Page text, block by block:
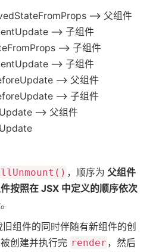
—> 父组件
—> 子组件
—> 子组件
—> 子组件
—> 父组件
—> 子组件
—> 父组件
，顺序为 父组件
按照在 JSX 中定义的顺序依次
。
旧组件的同时伴随有新组件的创
创建并执行完 render ，然后